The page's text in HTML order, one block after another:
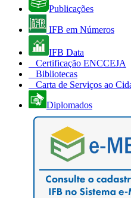
Publicações
IFB em Números
IFB Data
Certificação ENCCEJA
Bibliotecas
Carta de Serviços ao
Diplomados